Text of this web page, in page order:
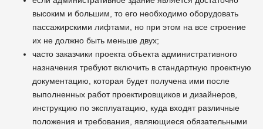
высоким и большим, то его необходимо оборудовать
пассажирскими лифтами, но при этом на все строение
их не должно быть меньше двух;
часто заказчики проекта объекта административного
назначения требуют включить в стандартную проектную
документацию, которая будет получена ими после
выполненных работ проектировщиков и дизайнеров,
инструкцию по эксплуатацию, куда входят различные
положения и требования, являющиеся обязательными